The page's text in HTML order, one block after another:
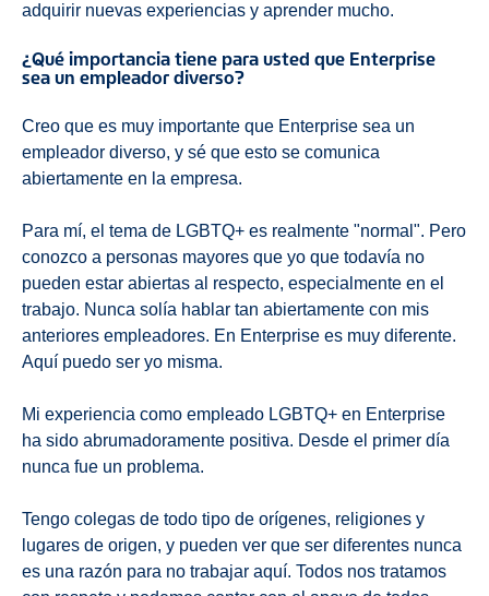
adquirir nuevas experiencias y aprender mucho.
¿Qué importancia tiene para usted que Enterprise
sea un empleador diverso?
Creo que es muy importante que Enterprise sea un
empleador diverso, y sé que esto se comunica
abiertamente en la empresa.
Para mí, el tema de LGBTQ+ es realmente "normal". Pero
conozco a personas mayores que yo que todavía no
pueden estar abiertas al respecto, especialmente en el
trabajo. Nunca solía hablar tan abiertamente con mis
anteriores empleadores. En Enterprise es muy diferente.
Aquí puedo ser yo misma.
Mi experiencia como empleado LGBTQ+ en Enterprise
ha sido abrumadoramente positiva. Desde el primer día
nunca fue un problema.
Tengo colegas de todo tipo de orígenes, religiones y
lugares de origen, y pueden ver que ser diferentes nunca
es una razón para no trabajar aquí. Todos nos tratamos